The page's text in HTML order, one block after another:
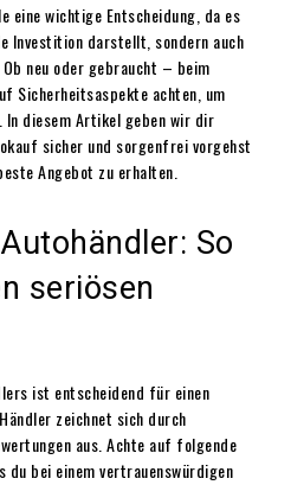
eine wichtige Entscheidung, da es
Investition darstellt, sondern auch
neu oder gebraucht – beim
Sicherheitsaspekte achten, um
In diesem Artikel geben wir dir
sicher und sorgenfrei vorgehst
Angebot zu erhalten.
So
seriösen
ist entscheidend für einen
zeichnet sich durch
aus. Achte auf folgende
du bei einem vertrauenswürdigen